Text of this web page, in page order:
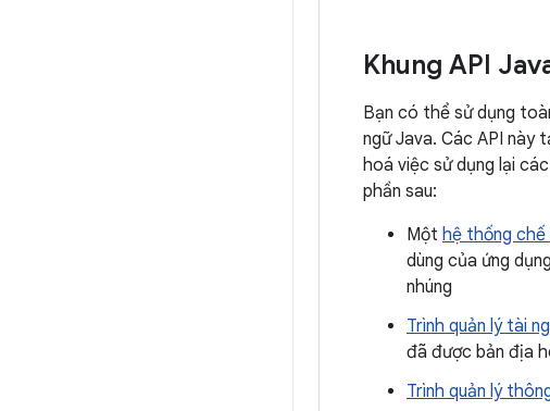
Khung API
Bạn có thể sử dụng
ngữ Java. Các API này
hoá việc sử dụng lại
phần sau:
Một hệ thống chế
dùng của ứng
nhúng
Trình quản lý tài
đã được bản địa
Trình quản lý